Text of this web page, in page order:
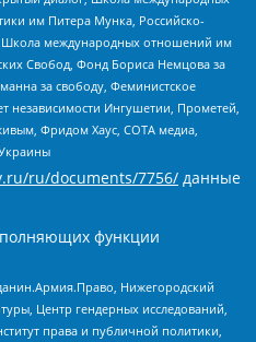
им Питера Мунка, Российско-
Школа международных отношений им
Свобод, Фонд Бориса Немцова за
за свободу, Феминистское
независимости Ингушетии, Прометей,
Фридом Хаус, СОТА медиа,
ru/documents/7756/ данные
функции
Нижегородский
Центр гендерных исследований,
права и публичной политики,